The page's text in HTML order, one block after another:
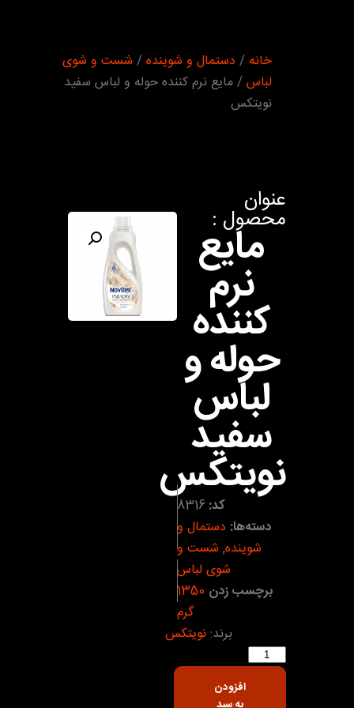
خانه / دستمال و شوینده/ شست و شوی
لباس/ مایع نرم کننده حوله و لباس سفید
نویتکس
عنوان
محصول :
مایع
نرم
کننده
حوله و
لباس
سفید
نویتکس
کد: 8316
دسته‌ها: دستمال و
شوینده, شست و
شوی لباس
برچسب زدن 1350
گرم
برند: نویتکس
افزودن